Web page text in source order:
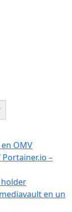
OMV
–
holder
en un